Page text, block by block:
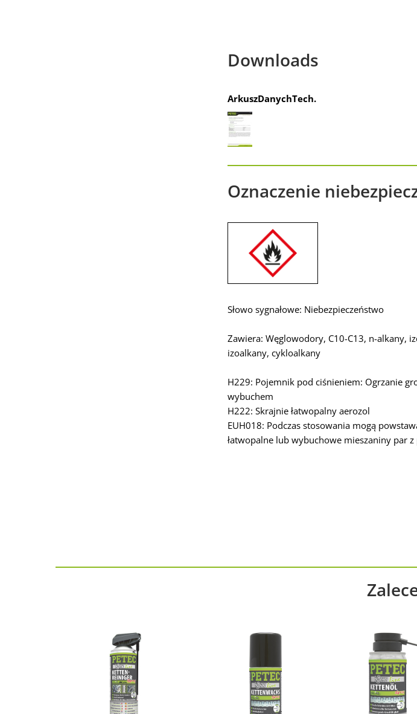
Downloads
ArkuszDanychTech.
Oznaczenie
Słowo sygnałowe: Niebezpieczeństwo
Zawiera: Węglowodory, C10-C13, n-alkany,
izoalkany, cykloalkany
H229: Pojemnik pod ciśnieniem: Ogrzanie
wybuchem
H222: Skrajnie łatwopalny aerozol
EUH018: Podczas stosowania mogą
łatwopalne lub wybuchowe mieszaniny par